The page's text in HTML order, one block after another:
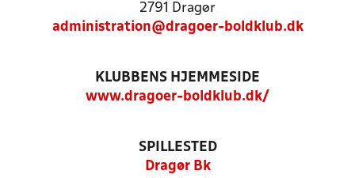
2791 Dragør
administration@dragoer-boldklub.dk
KLUBBENS HJEMMESIDE
www.dragoer-boldklub.dk/
SPILLESTED
Dragør Bk